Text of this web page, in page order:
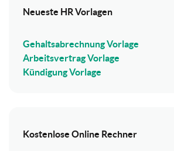
Neueste HR Vorlagen
Gehaltsabrechnung Vorlage
Arbeitsvertrag Vorlage
Kündigung Vorlage
Kostenlose Online Rechner